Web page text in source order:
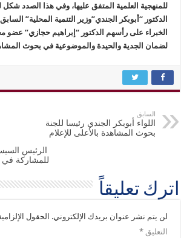
للمنهجية العلمية المتفق عليها، وفي هذا الصدد شكل
الدكتور “أبوبكر الجندي”وزير التنمية المحلية”
الخبراء على رأسهم الدكتور “إبراهيم حجازي”
لضمان الجدية والحيدة والموضوعية في بحوث
السابق
اللواء أبوبكر الجندي رئيسا للجنة
بحوث المشاهدة بالأعلى للإعلام
الرئيس
للمشاركة في
اترك تعليقاً
لن يتم نشر عنوان بريدك الإلكتروني. الحقول
التعليق*